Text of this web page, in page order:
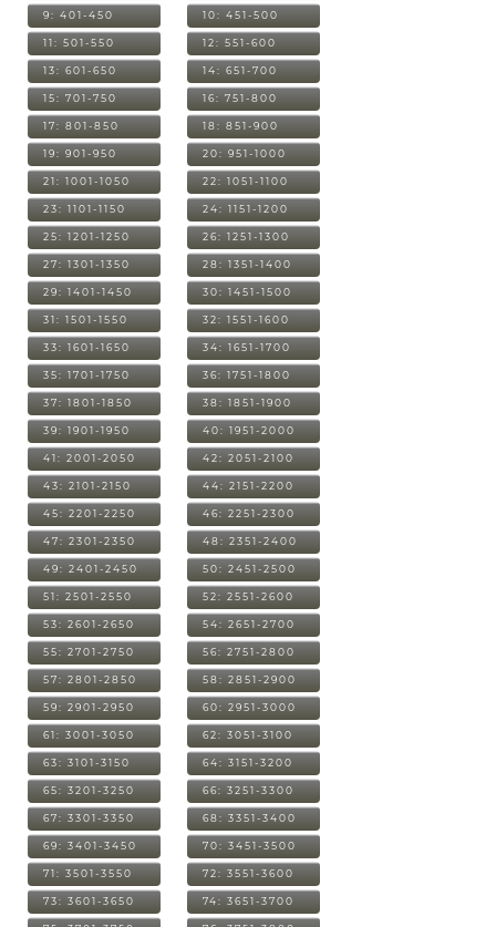
9: 401-450 10: 451-500
11: 501-550 12: 551-600
13: 601-650 14: 651-700
15: 701-750 16: 751-800
17: 801-850 18: 851-900
19: 901-950 20: 951-1000
21: 1001-1050 22: 1051-1100
23: 1101-1150 24: 1151-1200
25: 1201-1250 26: 1251-1300
27: 1301-1350 28: 1351-1400
29: 1401-1450 30: 1451-1500
31: 1501-1550 32: 1551-1600
33: 1601-1650 34: 1651-1700
35: 1701-1750 36: 1751-1800
37: 1801-1850 38: 1851-1900
39: 1901-1950 40: 1951-2000
41: 2001-2050 42: 2051-2100
43: 2101-2150 44: 2151-2200
45: 2201-2250 46: 2251-2300
47: 2301-2350 48: 2351-2400
49: 2401-2450 50: 2451-2500
51: 2501-2550 52: 2551-2600
53: 2601-2650 54: 2651-2700
55: 2701-2750 56: 2751-2800
57: 2801-2850 58: 2851-2900
59: 2901-2950 60: 2951-3000
61: 3001-3050 62: 3051-3100
63: 3101-3150 64: 3151-3200
65: 3201-3250 66: 3251-3300
67: 3301-3350 68: 3351-3400
69: 3401-3450 70: 3451-3500
71: 3501-3550 72: 3551-3600
73: 3601-3650 74: 3651-3700